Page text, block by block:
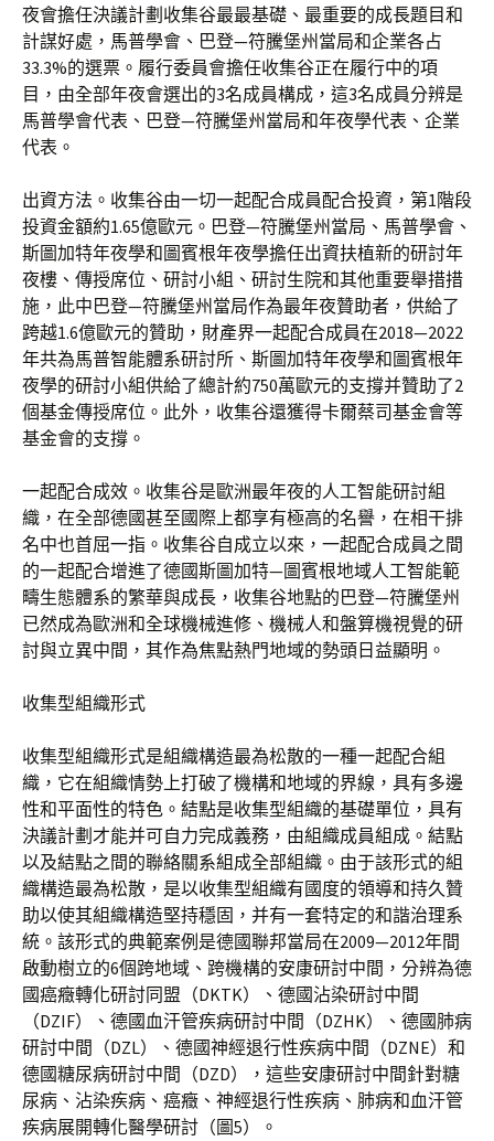
夜會擔任決議計劃收集谷最最基礎、最重要的成長題目和
計謀好處，馬普學會、巴登—符騰堡州當局和企業各占
33.3%的選票。履行委員會擔任收集谷正在履行中的項
目，由全部年夜會選出的3名成員構成，這3名成員分辨是
馬普學會代表、巴登—符騰堡州當局和年夜學代表、企業
代表。
出資方法。收集谷由一切一起配合成員配合投資，第1階段
投資金額約1.65億歐元。巴登—符騰堡州當局、馬普學會、
斯圖加特年夜學和圖賓根年夜學擔任出資扶植新的研討年
夜樓、傳授席位、研討小組、研討生院和其他重要舉措措
施，此中巴登—符騰堡州當局作為最年夜贊助者，供給了
跨越1.6億歐元的贊助，財產界一起配合成員在2018—2022
年共為馬普智能體系研討所、斯圖加特年夜學和圖賓根年
夜學的研討小組供給了總計約750萬歐元的支撐并贊助了2
個基金傳授席位。此外，收集谷還獲得卡爾蔡司基金會等
基金會的支撐。
一起配合成效。收集谷是歐洲最年夜的人工智能研討組
織，在全部德國甚至國際上都享有極高的名譽，在相干排
名中也首屈一指。收集谷自成立以來，一起配合成員之間
的一起配合增進了德國斯圖加特—圖賓根地域人工智能範
疇生態體系的繁華與成長，收集谷地點的巴登—符騰堡州
已然成為歐洲和全球機械進修、機械人和盤算機視覺的研
討與立異中間，其作為焦點熱門地域的勢頭日益顯明。
收集型組織形式
收集型組織形式是組織構造最為松散的一種一起配合組
織，它在組織情勢上打破了機構和地域的界線，具有多邊
性和平面性的特色。結點是收集型組織的基礎單位，具有
決議計劃才能并可自力完成義務，由組織成員組成。結點
以及結點之間的聯絡關系組成全部組織。由于該形式的組
織構造最為松散，是以收集型組織有國度的領導和持久贊
助以使其組織構造堅持穩固，并有一套特定的和諧治理系
統。該形式的典範案例是德國聯邦當局在2009—2012年間
啟動樹立的6個跨地域、跨機構的安康研討中間，分辨為德
國癌癥轉化研討同盟（DKTK）、德國沾染研討中間
（DZIF）、德國血汗管疾病研討中間（DZHK）、德國肺病
研討中間（DZL）、德國神經退行性疾病中間（DZNE）和
德國糖尿病研討中間（DZD），這些安康研討中間針對糖
尿病、沾染疾病、癌癥、神經退行性疾病、肺病和血汗管
疾病展開轉化醫學研討（圖5）。